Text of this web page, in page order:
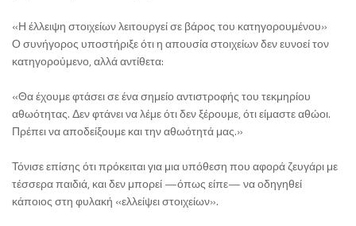
«Η έλλειψη στοιχείων λειτουργεί σε βάρος του κατηγορουμένου»
Ο συνήγορος υποστήριξε ότι η απουσία στοιχείων δεν ευνοεί τον
κατηγορούμενο, αλλά αντίθετα:
«Θα έχουμε φτάσει σε ένα σημείο αντιστροφής του τεκμηρίου
αθωότητας. Δεν φτάνει να λέμε ότι δεν ξέρουμε, ότι είμαστε αθώοι.
Πρέπει να αποδείξουμε και την αθωότητά μας.»
Τόνισε επίσης ότι πρόκειται για μια υπόθεση που αφορά ζευγάρι με
τέσσερα παιδιά, και δεν μπορεί —όπως είπε— να οδηγηθεί
κάποιος στη φυλακή «ελλείψει στοιχείων».